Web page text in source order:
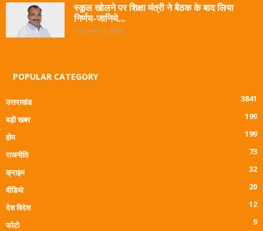
स्कूल खोलने पर शिक्षा मंत्री ने बैठक के बाद लिया
निर्णय-जानिये...
October 1, 2020
POPULAR CATEGORY
उत्तराखंड
3841
बड़ी खबर
199
होम
199
राजनीति
73
क्राइम
32
वीडियो
20
देश विदेश
12
फोटो
9